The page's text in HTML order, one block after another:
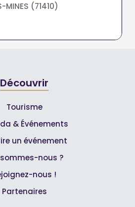
MINES (71410)
Découvrir
Tourisme
& Événements
un événement
nous ?
nous !
Partenaires